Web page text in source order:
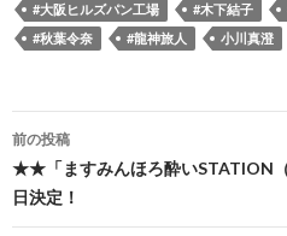
#大阪ヒルズパン工場
#木下結子
#秋葉令奈
#龍神旅人 小川真澄
投
稿
ナ
前の投稿
★★「ますみんほろ酔いSTATION
日決定！